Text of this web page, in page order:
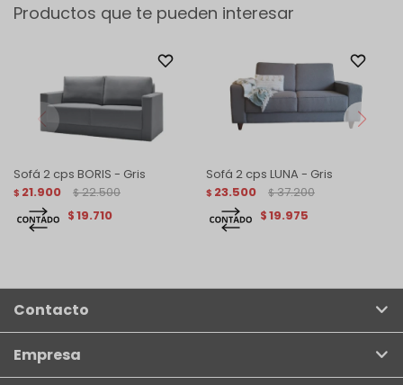
Productos que te pueden interesar
Sofá 2 cps BORIS - Gris
$ 21.900 $ 22.500
$19.710
Sofá 2 cps LUNA - Gris
$ 23.500 $ 37.200
$19.975
Contacto
Empresa